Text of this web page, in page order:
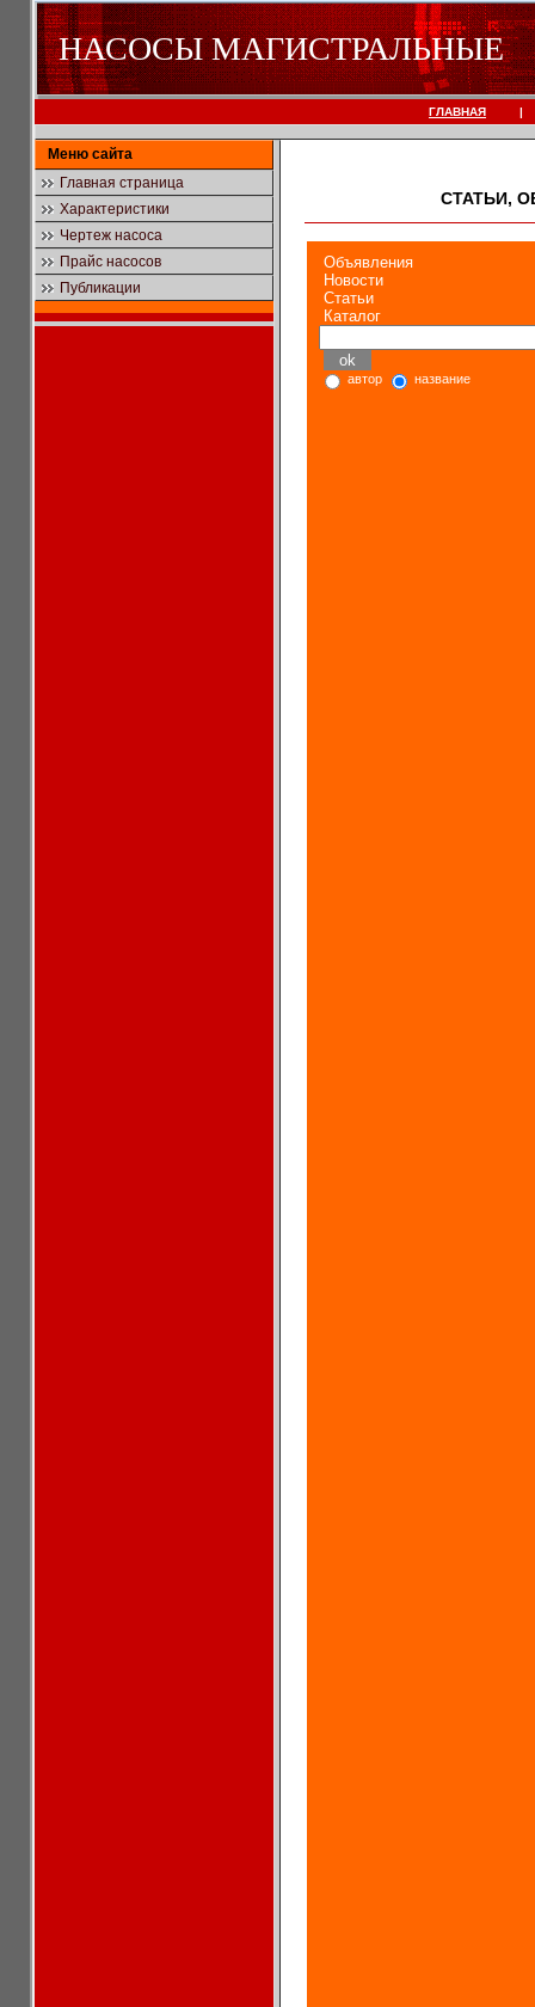
НАСОСЫ МАГИСТРАЛЬНЫЕ
ГЛАВНАЯ |
Меню сайта
Главная страница
Характеристики
Чертеж насоса
Прайс насосов
Публикации
СТАТЬИ,
Объявления
Новости
Статьи
Каталог
автор название